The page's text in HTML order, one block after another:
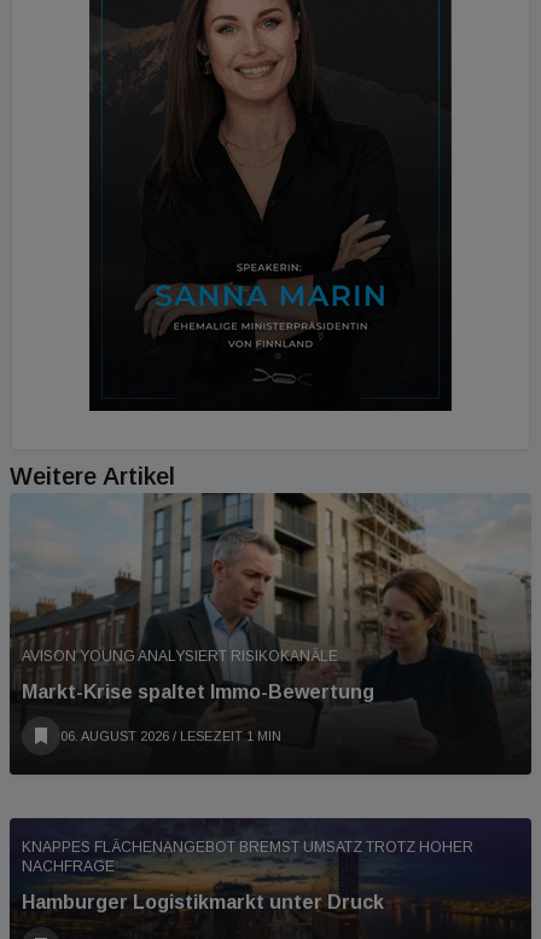
Weitere Artikel
AVISON YOUNG ANALYSIERT RISIKOKANÄLE
Markt-Krise spaltet Immo-Bewertung
06. AUGUST 2026 / LESEZEIT 1 MIN
KNAPPES FLÄCHENANGEBOT BREMST UMSATZ TROTZ HOHER
NACHFRAGE
Hamburger Logistikmarkt unter Druck